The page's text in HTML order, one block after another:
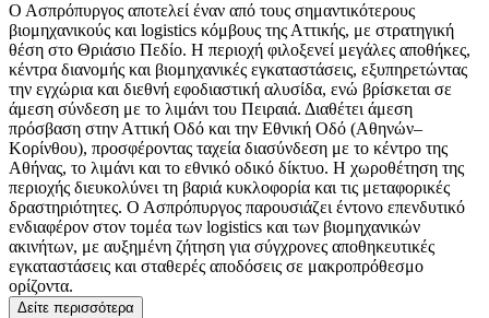
Ο Ασπρόπυργος αποτελεί έναν από τους σημαντικότερους
βιομηχανικούς και logistics κόμβους της Αττικής, με στρατηγική
θέση στο Θριάσιο Πεδίο. Η περιοχή φιλοξενεί μεγάλες αποθήκες,
κέντρα διανομής και βιομηχανικές εγκαταστάσεις, εξυπηρετώντας
την εγχώρια και διεθνή εφοδιαστική αλυσίδα, ενώ βρίσκεται σε
άμεση σύνδεση με το λιμάνι του Πειραιά. Διαθέτει άμεση
πρόσβαση στην Αττική Οδό και την Εθνική Οδό (Αθηνών–
Κορίνθου), προσφέροντας ταχεία διασύνδεση με το κέντρο της
Αθήνας, το λιμάνι και το εθνικό οδικό δίκτυο. Η χωροθέτηση της
περιοχής διευκολύνει τη βαριά κυκλοφορία και τις μεταφορικές
δραστηριότητες. Ο Ασπρόπυργος παρουσιάζει έντονο επενδυτικό
ενδιαφέρον στον τομέα των logistics και των βιομηχανικών
ακινήτων, με αυξημένη ζήτηση για σύγχρονες αποθηκευτικές
εγκαταστάσεις και σταθερές αποδόσεις σε μακροπρόθεσμο
ορίζοντα.
Δείτε περισσότερα